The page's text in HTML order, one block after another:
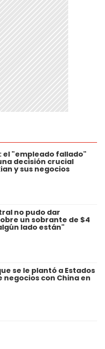
el "empleado fallado"
decisión crucial
y sus negocios
no pudo dar
un sobrante de $4
lado están"
se le plantó a Estados
negocios con China en